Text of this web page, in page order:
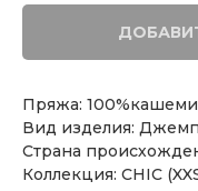
Пряжа:
Вид изделия:
Страна
Коллекция: CHIC